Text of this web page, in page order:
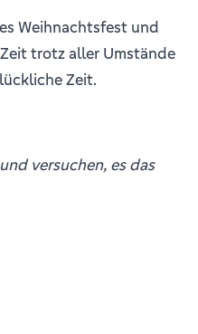
Weihnachtsfest und
trotz aller Umstände
Zeit.
versuchen, es das